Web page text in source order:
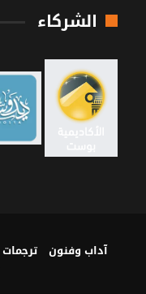
الشركاء
آداب وفنون ترجمات